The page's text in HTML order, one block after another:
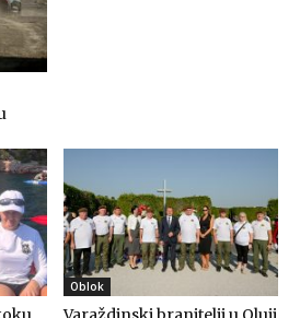
Oblok